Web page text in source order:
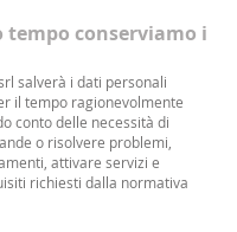
tempo conserviamo i
salverà i dati personali
il tempo ragionevolmente
conto delle necessità di
o risolvere problemi,
attivare servizi e
richiesti dalla normativa